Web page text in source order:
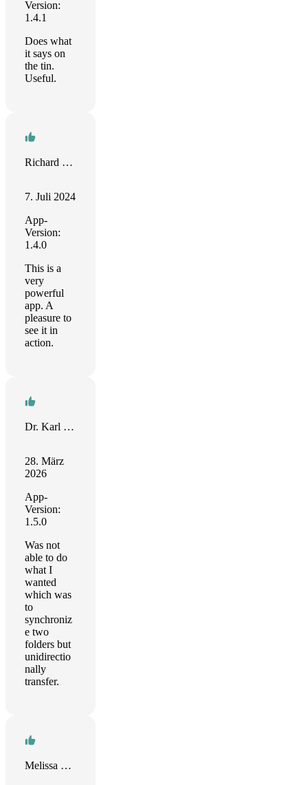
Version:
1.4.1
Does what
it says on
the tin.
Useful.
Richard Hurley
7. Juli 2024
App-
Version:
1.4.0
This is a
very
powerful
app. A
pleasure to
see it in
action.
Dr. Karl D. Schubert
28. März
2026
App-
Version:
1.5.0
Was not
able to do
what I
wanted
which was
to
synchroniz
e two
folders but
unidirectio
nally
transfer.
Melissa Davis